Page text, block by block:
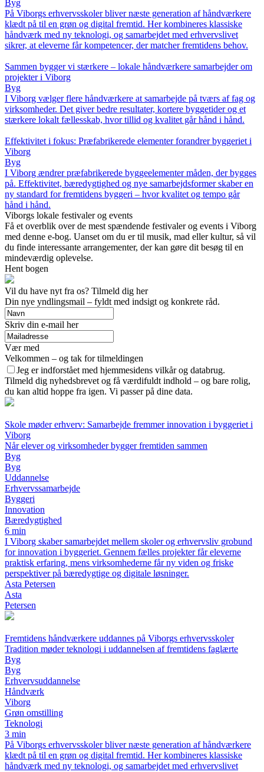
Byg
På Viborgs erhvervsskoler bliver næste generation af håndværkere
klædt på til en grøn og digital fremtid. Her kombineres klassiske
håndværk med ny teknologi, og samarbejdet med erhvervslivet
sikrer, at eleverne får kompetencer, der matcher fremtidens behov.
Sammen bygger vi stærkere – lokale håndværkere samarbejder om
projekter i Viborg
Byg
I Viborg vælger flere håndværkere at samarbejde på tværs af fag og
virksomheder. Det giver bedre resultater, kortere byggetider og et
stærkere lokalt fællesskab, hvor tillid og kvalitet går hånd i hånd.
Effektivitet i fokus: Præfabrikerede elementer forandrer byggeriet i
Viborg
Byg
I Viborg ændrer præfabrikerede byggeelementer måden, der bygges
på. Effektivitet, bæredygtighed og nye samarbejdsformer skaber en
ny standard for fremtidens byggeri – hvor kvalitet og tempo går
hånd i hånd.
Viborgs lokale festivaler og events
Få et overblik over de mest spændende festivaler og events i Viborg
med denne e-bog. Uanset om du er til musik, mad eller kultur, så vil
du finde interessante arrangementer, der kan gøre dit besøg til en
mindeværdig oplevelse.
Hent bogen
Vil du have nyt fra os? Tilmeld dig her
Din nye yndlingsmail – fyldt med indsigt og konkrete råd.
Skriv din e-mail her
Vær med
Velkommen – og tak for tilmeldingen
Jeg er indforstået med hjemmesidens vilkår og databrug.
Tilmeld dig nyhedsbrevet og få værdifuldt indhold – og bare rolig,
du kan altid hoppe fra igen. Vi passer på dine data.
Skole møder erhverv: Samarbejde fremmer innovation i byggeriet i
Viborg
Når elever og virksomheder bygger fremtiden sammen
Byg
Byg
Uddannelse
Erhvervssamarbejde
Byggeri
Innovation
Bæredygtighed
6 min
I Viborg skaber samarbejdet mellem skoler og erhvervsliv grobund
for innovation i byggeriet. Gennem fælles projekter får eleverne
praktisk erfaring, mens virksomhederne får ny viden og friske
perspektiver på bæredygtige og digitale løsninger.
Asta Petersen
Asta
Petersen
Fremtidens håndværkere uddannes på Viborgs erhvervsskoler
Tradition møder teknologi i uddannelsen af fremtidens faglærte
Byg
Byg
Erhvervsuddannelse
Håndværk
Viborg
Grøn omstilling
Teknologi
3 min
På Viborgs erhvervsskoler bliver næste generation af håndværkere
klædt på til en grøn og digital fremtid. Her kombineres klassiske
håndværk med ny teknologi, og samarbejdet med erhvervslivet